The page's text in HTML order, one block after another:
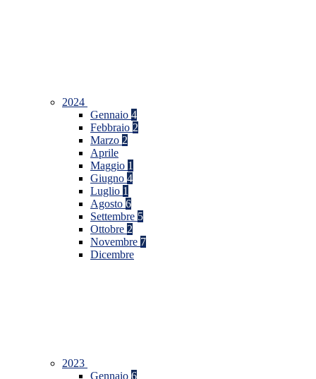
2024
Gennaio 4
Febbraio 2
Marzo 2
Aprile
Maggio 1
Giugno 4
Luglio 1
Agosto 6
Settembre 5
Ottobre 2
Novembre 7
Dicembre
2023
Gennaio 6